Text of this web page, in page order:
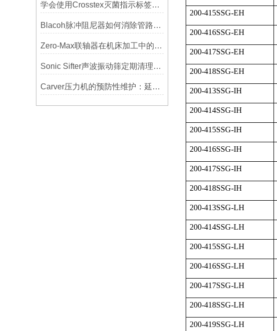
学会使用Crosstex灭菌指示标签提高无菌保证水平
Blacoh脉冲阻尼器如何消除管路振动与噪音？
Zero-Max联轴器在机床加工中的应用及精度保证方法
Sonic Sifter声波振动筛定期清理的重要性
Carver压力机的预防性维护：延长使用寿命的技巧
200-415SSG-EH
200-416SSG-EH
200-417SSG-EH
200-418SSG-EH
200-413SSG-IH
200-414SSG-IH
200-415SSG-IH
200-416SSG-IH
200-417SSG-IH
200-418SSG-IH
200-413SSG-LH
200-414SSG-LH
200-415SSG-LH
200-416SSG-LH
200-417SSG-LH
200-418SSG-LH
200-419SSG-LH